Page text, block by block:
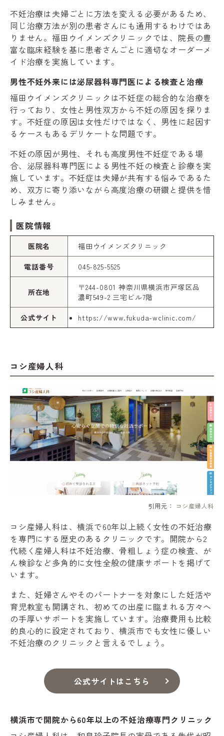
不妊治療は夫婦ごとに方法を変える必要があるため、
同じ治療方法が別の患者さんにも通用するわけではあ
りません。福田ウイメンズクリニックでは、院長の豊
富な臨床経験を基に患者さんごとに適切なオーダーメ
イド治療を実施しています。
男性不妊外来には泌尿器科専門医による検査と治療
福田ウイメンズクリニックは不妊症の総合的な治療を
行っており、女性と男性双方から不妊の原因を探りま
す。不妊症の原因は女性だけではなく、男性に起因す
るケースもあるデリケートな問題です。
不妊の原因が男性、それも高度男性不妊症である場
合、泌尿器科専門医による男性不妊の検査と診療を実
施しています。不妊症は夫婦が共有する悩みであるた
め、双方に寄り添いながら高度治療の研鑽と提供を惜
しみません。
医院情報
医院名 福田ウイメンズクリニック
電話番号 045-825-5525
所在地
〒244-0801 神奈川県横浜市戸塚区品
濃町549-2 三宅ビル7階
公式サイト https://www.fukuda-wclinic.com/
コシ産婦人科
引用元： コシ産婦人科
コシ産婦人科は、横浜で60年以上続く女性の不妊治療
を専門にする歴史のあるクリニックです。開院から2
代続く産婦人科は不妊治療、骨粗しょう症の検査、が
ん検診など多角的に女性全般の健康サポートを掲げて
います。
また、妊婦さんやそのパートナーを対象にした妊活や
育児教室も開講され、初めての出産に臨まれる方々へ
の手厚いサポートを実施しています。治療費用も比較
的良心的に設定されており、横浜市でも女性に優しい
不妊治療のクリニックと言えるでしょう。
公式サイトはこちら
横浜市で開院から60年以上の不妊治療専門クリニック